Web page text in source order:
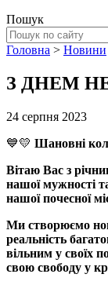
Пошук
Головна > Новини
З ДНЕМ
24 серпня 2023
💙💛 Шановні
Вітаю Вас з
нашої мужності
нашої почесної
Ми створюємо
реальність
вільним у своїх
свою свободу у